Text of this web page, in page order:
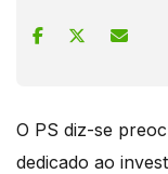
O PS diz-se
dedicado ao